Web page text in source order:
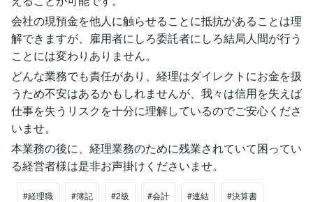
会社の現預金を他人に触らせることに抵抗があることは理
解できますが、雇用者にしろ委託者にしろ結局人間が行う
ことには変わりありません。
どんな業務でも責任があり、経理はダイレクトにお金を扱
うため不安はあるかもしれませんが、我々は信用を失えば
仕事を失うリスクを十分に理解しているのでご安心くださ
いませ。
本業務の後に、経理業務のために残業されていて困ってい
る経営者様は是非お声掛けくださいませ。
#経理職 #簿記 #2級 #会計 #連結 #決算書